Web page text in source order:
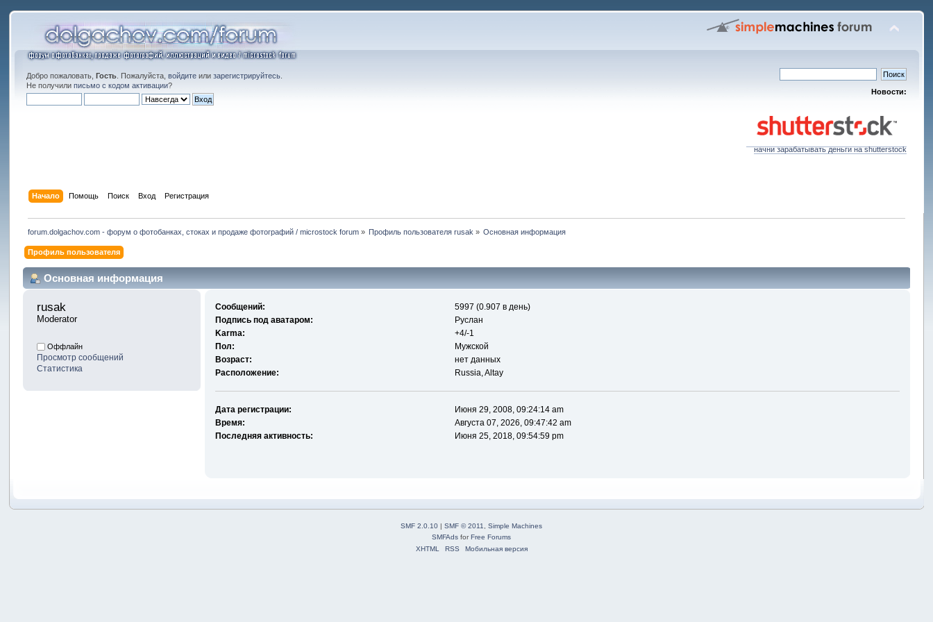
Добро пожаловать,Гость . Пожалуйста,войдите илизарегистрируйтесь
Не получилиписьмо с кодом активации?
Новости:
начни зарабатывать деньги на shutterstock
Начало Помощь Поиск Вход Регистрация
forum.dolgachov.com - форум о фотобанках, стоках и продаже фотографий / microstock forum» Профиль пользователя rusak » Основная информация
Профиль пользователя
Основная информация
rusak
Moderator
Оффлайн
Просмотр сообщений
Статистика
Сообщений:
5997 (0.907 в день)
Подпись под аватаром:
Руслан
Karma:
+4/-1
Пол:
Мужской
Возраст:
нет данных
Расположение:
Russia, Altay
Дата регистрации:
Июня 29, 2008, 09:24:14 am
Время:
Августа 07, 2026, 09:47:42 am
Последняя активность:
Июня 25, 2018, 09:54:59 pm
SMF 2.0.10 |SMF © 2011,Simple Machines
SMFAds forFree Forums
XHTML
RSS Мобильная версия